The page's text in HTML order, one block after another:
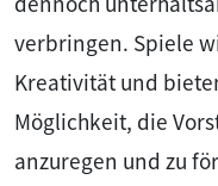
verbringen. Spiele
Kreativität und
Möglichkeit, die
anzuregen und zu